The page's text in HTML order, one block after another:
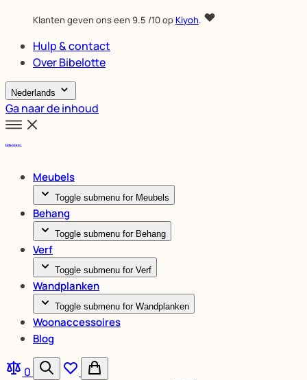
Klanten geven ons een 9.5 /10 opKiyoh.
Hulp & contact
Over Bibelotte
Nederlands
Ga naar de inhoud
Meubels
Toggle submenu for Meubels
Behang
Toggle submenu for Behang
Verf
Toggle submenu for Verf
Wandplanken
Toggle submenu for Wandplanken
Woonaccessoires
Blog
0